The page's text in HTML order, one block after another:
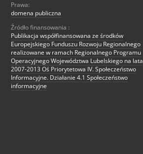
Prawa:
domena publiczna
Źródło finansowania :
Publikacja współfinansowana ze środków
Europejskiego Funduszu Rozwoju Regionalnego
realizowane w ramach Regionalnego Programu
Operacyjnego Województwa Lubelskiego na lata
2007-2013 Oś Priorytetowa IV. Społeczeństwo
Informacyjne. Działanie 4.1 Społeczeństwo
informacyjne